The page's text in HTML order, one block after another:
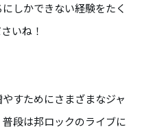
しかできない経験をたく
いね！
すためにさまざまなジャ
段は邦ロックのライブに